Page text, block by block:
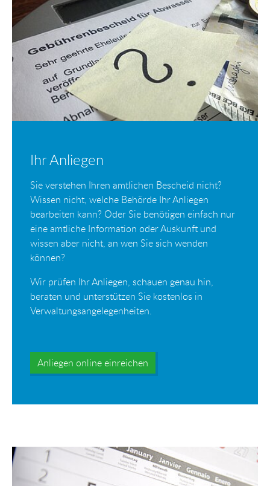
Ihr Anliegen
Sie verstehen Ihren amtlichen Bescheid nicht?
Wissen nicht, welche Behörde Ihr Anliegen
bearbeiten kann? Oder Sie benötigen einfach nur
eine amtliche Information oder Auskunft und
wissen aber nicht, an wen Sie sich wenden
können?
Wir prüfen Ihr Anliegen, schauen genau hin,
beraten und unterstützen Sie kostenlos in
Verwaltungsangelegenheiten.
Anliegen online einreichen